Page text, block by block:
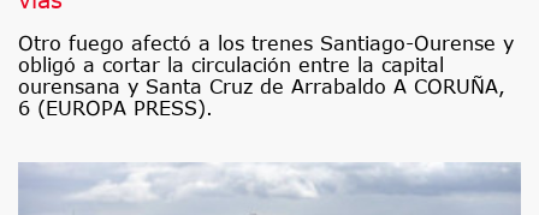
Otro fuego afectó a los trenes Santiago-Ourense y
obligó a cortar la circulación entre la capital
ourensana y Santa Cruz de Arrabaldo A CORUÑA,
6 (EUROPA PRESS).